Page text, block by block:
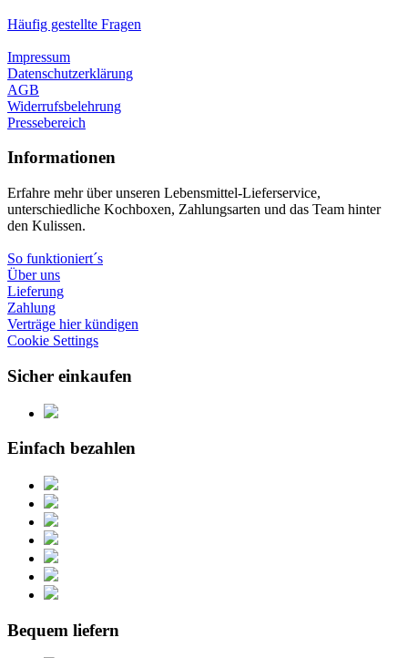
Häufig gestellte Fragen
Impressum
Datenschutzerklärung
AGB
Widerrufsbelehrung
Pressebereich
Informationen
Erfahre mehr über unseren Lebensmittel-Lieferservice,
unterschiedliche Kochboxen, Zahlungsarten und das Team hinter
den Kulissen.
So funktioniert´s
Über uns
Lieferung
Zahlung
Verträge hier kündigen
Cookie Settings
Sicher einkaufen
Einfach bezahlen
Bequem liefern